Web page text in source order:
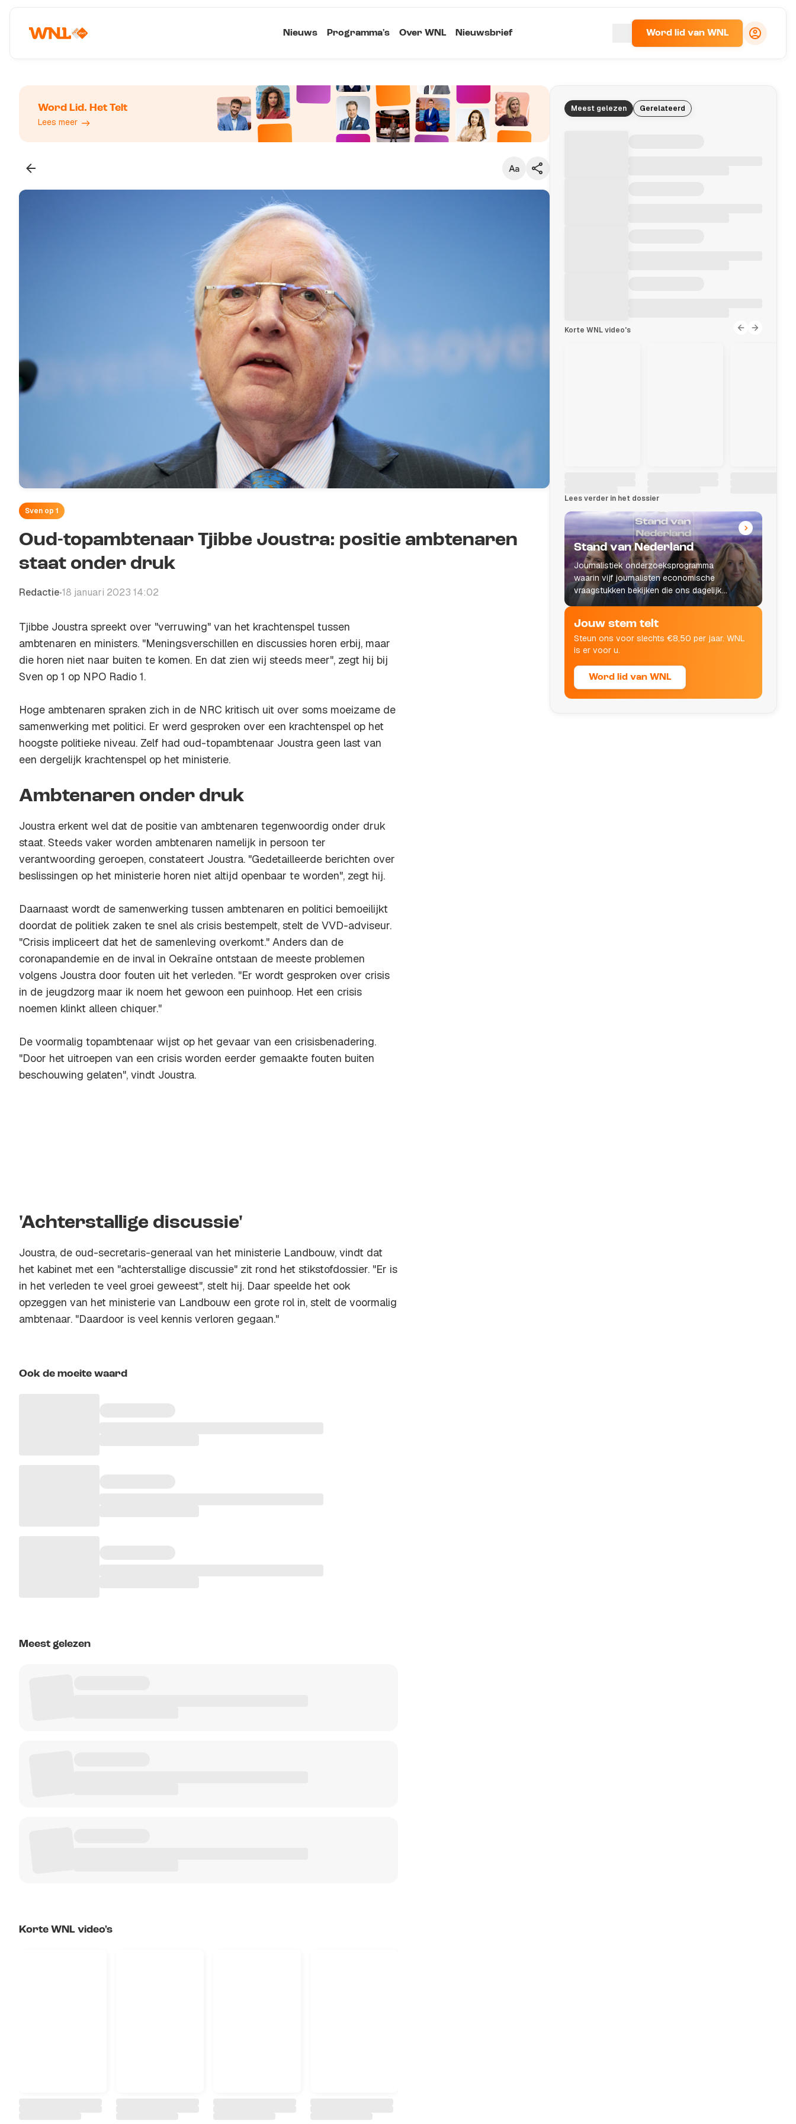
Nieuws Programma's Over WNL Nieuwsbrief Word lid van WNL
Word Lid. Het Telt
Lees meer
Sven op 1
Oud-topambtenaar Tjibbe Joustra: positie ambtenaren
staat onder druk
Redactie•18 januari 2023 14:02
Tjibbe Joustra spreekt over "verruwing" van het krachtenspel tussen
ambtenaren en ministers. "Meningsverschillen en discussies horen erbij, maar
die horen niet naar buiten te komen. En dat zien wij steeds meer", zegt hij bij
Sven op 1 op NPO Radio 1.
Hoge ambtenaren spraken zich in de NRC kritisch uit over soms moeizame de
samenwerking met politici. Er werd gesproken over een krachtenspel op het
hoogste politieke niveau. Zelf had oud-topambtenaar Joustra geen last van
een dergelijk krachtenspel op het ministerie.
Ambtenaren onder druk
Joustra erkent wel dat de positie van ambtenaren tegenwoordig onder druk
staat. Steeds vaker worden ambtenaren namelijk in persoon ter
verantwoording geroepen, constateert Joustra. "Gedetailleerde berichten over
beslissingen op het ministerie horen niet altijd openbaar te worden", zegt hij.
Daarnaast wordt de samenwerking tussen ambtenaren en politici bemoeilijkt
doordat de politiek zaken te snel als crisis bestempelt, stelt de VVD-adviseur.
"Crisis impliceert dat het de samenleving overkomt." Anders dan de
coronapandemie en de inval in Oekraïne ontstaan de meeste problemen
volgens Joustra door fouten uit het verleden. "Er wordt gesproken over crisis
in de jeugdzorg maar ik noem het gewoon een puinhoop. Het een crisis
noemen klinkt alleen chiquer."
De voormalig topambtenaar wijst op het gevaar van een crisisbenadering.
"Door het uitroepen van een crisis worden eerder gemaakte fouten buiten
beschouwing gelaten", vindt Joustra.
'Achterstallige discussie'
Joustra, de oud-secretaris-generaal van het ministerie Landbouw, vindt dat
het kabinet met een "achterstallige discussie" zit rond het stikstofdossier. "Er is
in het verleden te veel groei geweest", stelt hij. Daar speelde het ook
opzeggen van het ministerie van Landbouw een grote rol in, stelt de voormalig
ambtenaar. "Daardoor is veel kennis verloren gegaan."
Ook de moeite waard
Meest gelezen
Korte WNL video's
Meest gelezen Gerelateerd
Korte WNL video's
Lees verder in het dossier
Stand van Nederland
Journalistiek onderzoeksprogramma
waarin vijf journalisten economische
vraagstukken bekijken die ons dagelijks
leven raken.
Jouw stem telt
Steun ons voor slechts €8,50 per jaar. WNL
is er voor u.
Word lid van WNL